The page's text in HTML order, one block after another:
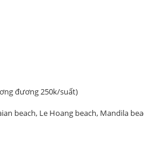
đương 250k/suất)
beach, Le Hoang beach, Mandila